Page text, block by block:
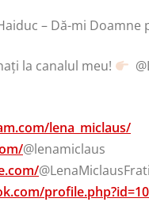
– Dă-mi Doamne
la canalul meu!
lena_miclaus/
@lenamiclaus